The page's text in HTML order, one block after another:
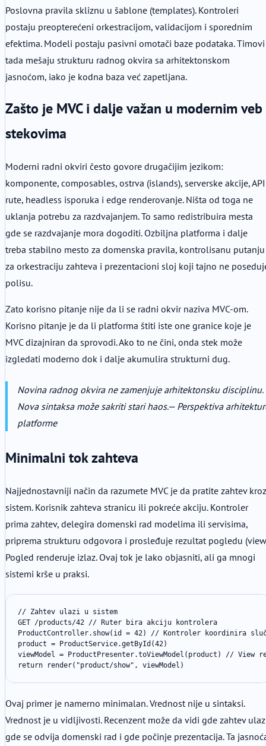
Poslovna pravila skliznu u šablone (templates). Kontroleri
postaju preopterećeni orkestracijom, validacijom i sporednim
efektima. Modeli postaju pasivni omotači baze podataka. Timovi
tada mešaju strukturu radnog okvira sa arhitektonskom
jasnoćom, iako je kodna baza već zapetljana.
Zašto je MVC i dalje važan u modernim veb
stekovima
Moderni radni okviri često govore drugačijim jezikom:
komponente, composables, ostrva (islands), serverske akcije, API
rute, headless isporuka i edge renderovanje. Ništa od toga ne
uklanja potrebu za razdvajanjem. To samo redistribuira mesta
gde se razdvajanje mora dogoditi. Ozbiljna platforma i dalje
treba stabilno mesto za domenska pravila, kontrolisanu putanju
za orkestraciju zahteva i prezentacioni sloj koji tajno ne
polisu.
Zato korisno pitanje nije da li se radni okvir naziva MVC-om.
Korisno pitanje je da li platforma štiti iste one granice koje je
MVC dizajniran da sprovodi. Ako to ne čini, onda stek može
izgledati moderno dok i dalje akumulira strukturni dug.
Novina radnog okvira ne zamenjuje arhitektonsku disciplinu.
Nova sintaksa može sakriti stari haos.— Perspektiva
platforme
Minimalni tok zahteva
Najjednostavniji način da razumete MVC je da pratite zahtev kroz
sistem. Korisnik zahteva stranicu ili pokreće akciju. Kontroler
prima zahtev, delegira domenski rad modelima ili servisima,
priprema strukturu odgovora i prosleđuje rezultat pogledu
Pogled renderuje izlaz. Ovaj tok je lako objasniti, ali ga mnogi
sistemi krše u praksi.
// Zahtev ulazi u sistem
GET /products/42 // Ruter bira akciju kontrolera
ProductController.show(id = 42) // Kontroler koordinira
product = ProductService.getById(42)
viewModel = ProductPresenter.toViewModel(product) // View
return render("product/show", viewModel)
Ovaj primer je namerno minimalan. Vrednost nije u sintaksi.
Vrednost je u vidljivosti. Recenzent može da vidi gde zahtev
gde se odvija domenski rad i gde počinje prezentacija. Ta